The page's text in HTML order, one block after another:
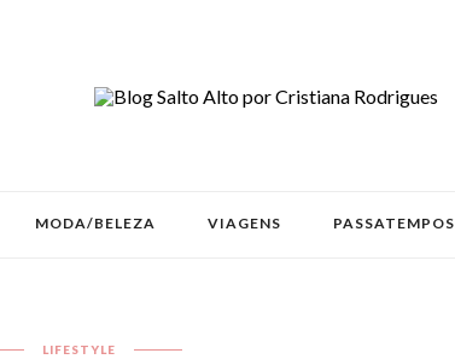
MODA/BELEZA VIAGENS PASSATEMPOS
LIFESTYLE